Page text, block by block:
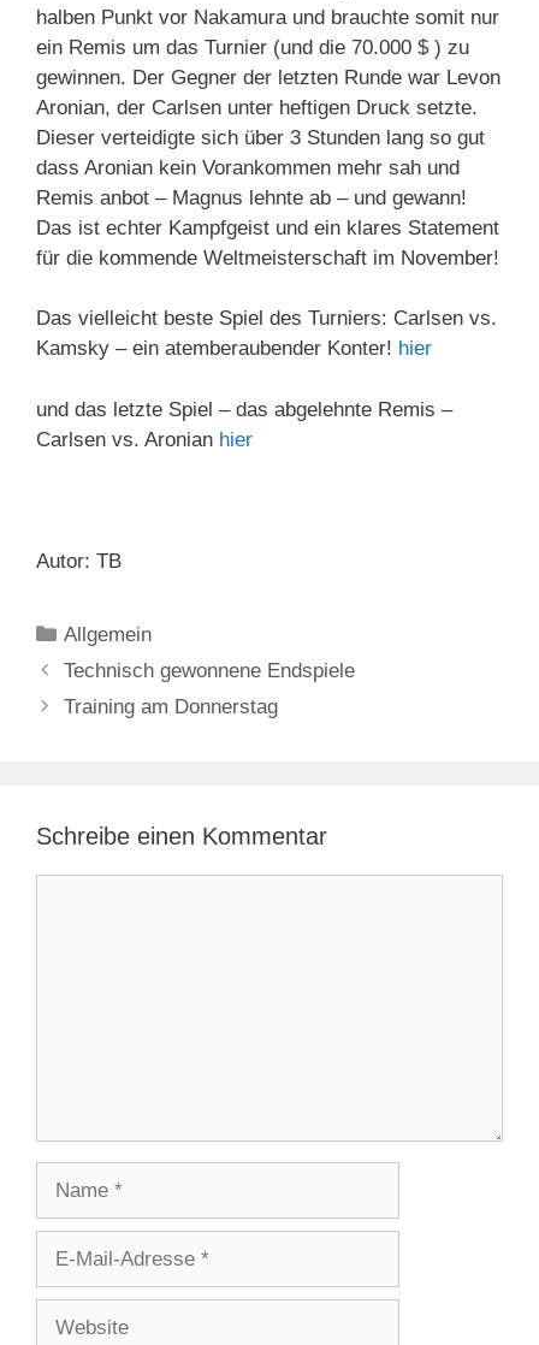
halben Punkt vor Nakamura und brauchte somit nur
ein Remis um das Turnier (und die 70.000 $ ) zu
gewinnen. Der Gegner der letzten Runde war Levon
Aronian, der Carlsen unter heftigen Druck setzte.
Dieser verteidigte sich über 3 Stunden lang so gut
dass Aronian kein Vorankommen mehr sah und
Remis anbot – Magnus lehnte ab – und gewann!
Das ist echter Kampfgeist und ein klares Statement
für die kommende Weltmeisterschaft im November!
Das vielleicht beste Spiel des Turniers: Carlsen vs.
Kamsky – ein atemberaubender Konter! hier
und das letzte Spiel – das abgelehnte Remis –
Carlsen vs. Aronian hier
Autor: TB
Kategorien
Allgemein
Technisch gewonnene Endspiele
Training am Donnerstag
Schreibe einen Kommentar
Adresse